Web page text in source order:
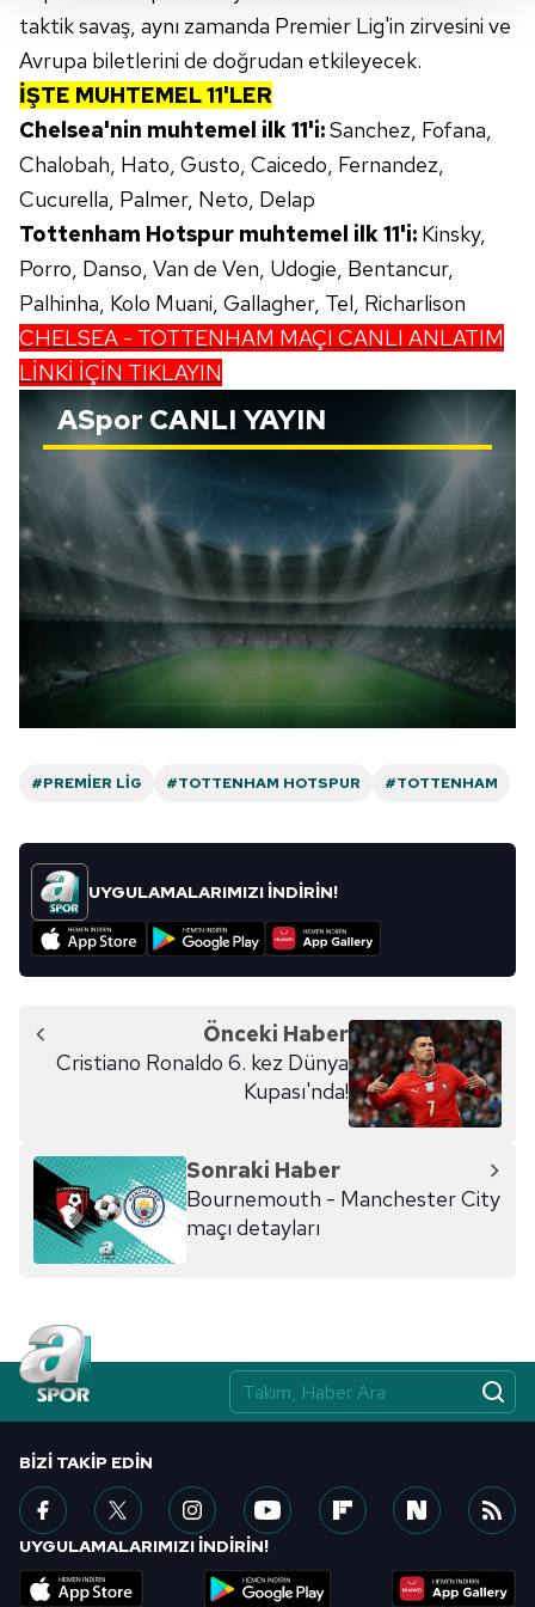
takdirde, kullanıcılara hedefli reklamlar
gösterilmeyecektir."
Sizlere daha iyi bir hizmet sunabilmek için İnternet
Sitemizde kendimize ve üçüncü kişilere ait çerezler
kullanılmaktadır. Bu çerezler vasıtasıyla çeşitli kişisel
verileriniz işlenmekte olup gerekli olan çerezler bilgi
toplumu hizmetlerinin sunulması amacıyla
kullanılmaktadır. Diğer çerezler, sitemizin daha işlevsel
kılınması ve kişiselleştirilmesi ve sizlere yönelik
reklam/pazarlama faaliyetlerinin yapılması, amaçlarıyla
sınırlı olarak açık rızanız dahilinde kullanılacaktır.
Çerezlere ilişkin tercihlerinizi aşağıda yer alan panel
vasıtasıyla belirleyebilirsiniz. Çerezlere ilişkin detaylı bilgi
6698 sayılı Kişisel Verilerin Korunması Kanunu uyarınca
hazırlanmış Aydınlatma Metnimizi okumak ve sitemizde
ilgili mevzuata uygun olarak kullanılan çerezlerle ilgili bilgi
tıklayınız.
taktik savaş, aynı zamanda Premier Lig'in zirvesini ve
Avrupa biletlerini de doğrudan etkileyecek.
İŞTE MUHTEMEL 11'LER
Chelsea'nin muhtemel ilk 11'i:Sanchez, Fofana,
Chalobah, Hato, Gusto, Caicedo, Fernandez,
Cucurella, Palmer, Neto, Delap
Tottenham Hotspur muhtemel ilk 11'i: Kinsky,
Porro, Danso, Van de Ven, Udogie, Bentancur,
Palhinha, Kolo Muani, Gallagher, Tel, Richarlison
CHELSEA - TOTTENHAM MAÇI CANLI ANLATIM
LİNKİ İÇİN TIKLAYIN
ASpor CANLI YAYIN
#PREMIER LIG #TOTTENHAM HOTSPUR #TOTTENHAM
UYGULAMALARIMIZI İNDİRİN!
Önceki Haber
Cristiano Ronaldo 6. kez Dünya
Kupası'nda!
Sonraki Haber
Bournemouth - Manchester City
maçı detayları
BIZI TAKIP EDIN
UYGULAMALARIMIZI İNDİRİN!